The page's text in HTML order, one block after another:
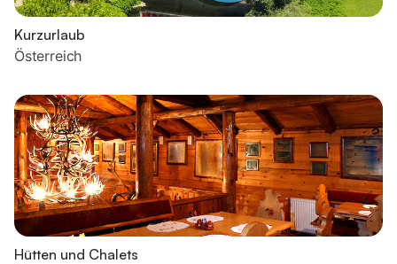
Kurzurlaub
Österreich
Hütten und Chalets